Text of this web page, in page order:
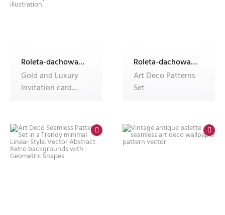
Roleta-dachowa-w-kasecie-Dekolux-z-nadrukiem
Gold and Luxury
Invitation card
Roleta-dachowa-w-kasecie-Dekolux-z-nadrukiem
Art Deco Patterns
Set